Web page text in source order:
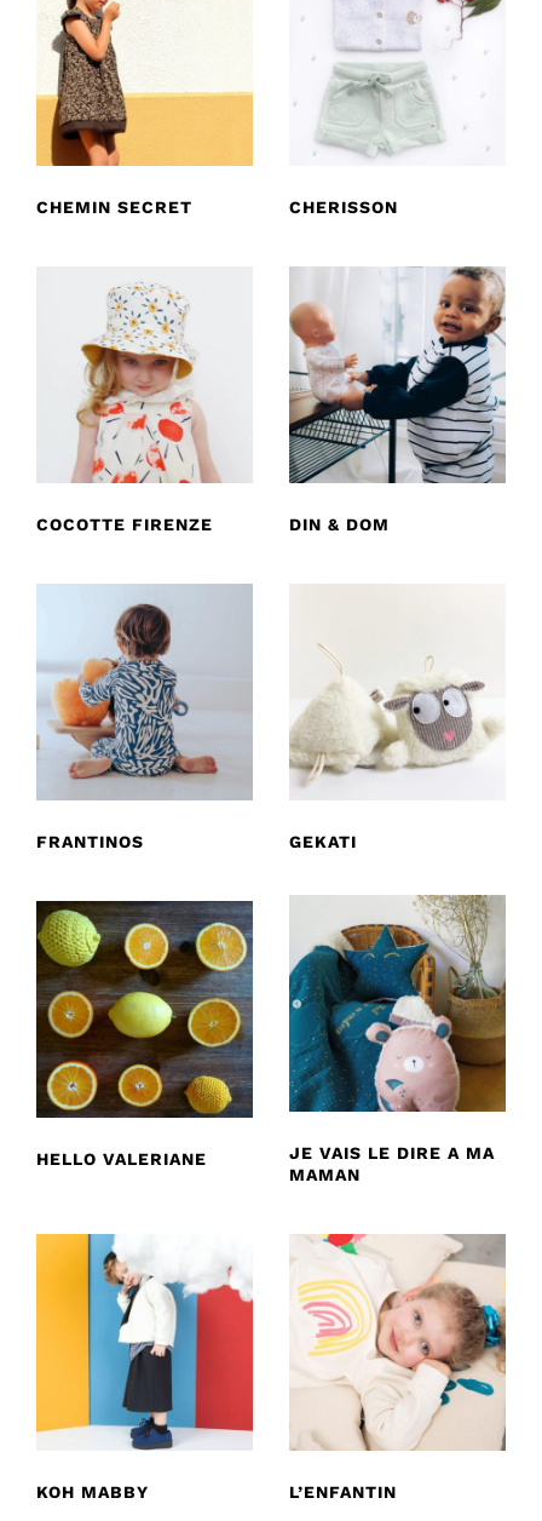
CHEMIN SECRET CHERISSON
COCOTTE FIRENZE DIN & DOM
FRANTINOS GEKATI
HELLO VALERIANE
JE VAIS LE DIRE A MA
MAMAN
KOH MABBY L’ENFANTIN